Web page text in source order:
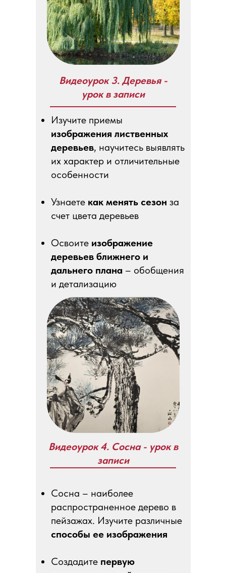
Изучите приемы
изображения лиственных
деревьев, научитесь выявлять
их характер и отличительные
особенности
Узнаете как менять сезон за
счет цвета деревьев
Освоите изображение
деревьев ближнего и
дальнего плана – обобщения
и детализацию
Сосна – наиболее
распространенное дерево в
пейзажах. Изучите различные
способы ее изображения
Создадите первую
Видеоурок 3. Деревья -
урок в записи
Видеоурок 4. Сосна - урок в
записи